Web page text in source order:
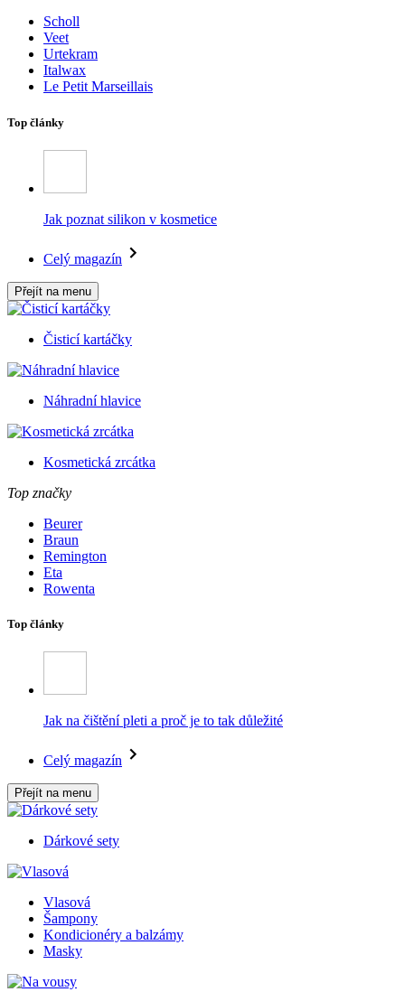
Scholl
Veet
Urtekram
Italwax
Le Petit Marseillais
Top články
Jak poznat silikon v kosmetice
Celý magazín
Přejít na menu
Čisticí kartáčky
Náhradní hlavice
Kosmetická zrcátka
Top značky
Beurer
Braun
Remington
Eta
Rowenta
Top články
Jak na čištění pleti a proč je to tak důležité
Celý magazín
Přejít na menu
Dárkové sety
Vlasová
Šampony
Kondicionéry a balzámy
Masky